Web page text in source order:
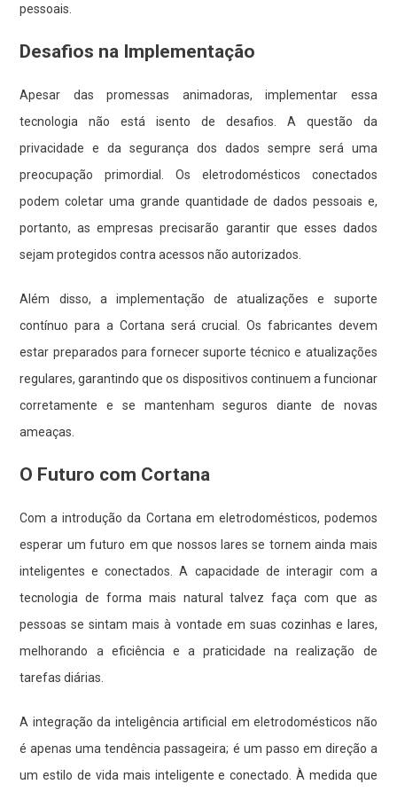
pessoais.
Desafios na Implementação
Apesar das promessas animadoras, implementar essa
tecnologia não está isento de desafios. A questão da
privacidade e da segurança dos dados sempre será uma
preocupação primordial. Os eletrodomésticos conectados
podem coletar uma grande quantidade de dados pessoais e,
portanto, as empresas precisarão garantir que esses dados
sejam protegidos contra acessos não autorizados.
Além disso, a implementação de atualizações e suporte
contínuo para a Cortana será crucial. Os fabricantes devem
estar preparados para fornecer suporte técnico e atualizações
regulares, garantindo que os dispositivos continuem a funcionar
corretamente e se mantenham seguros diante de novas
ameaças.
O Futuro com Cortana
Com a introdução da Cortana em eletrodomésticos, podemos
esperar um futuro em que nossos lares se tornem ainda mais
inteligentes e conectados. A capacidade de interagir com a
tecnologia de forma mais natural talvez faça com que as
pessoas se sintam mais à vontade em suas cozinhas e lares,
melhorando a eficiência e a praticidade na realização de
tarefas diárias.
A integração da inteligência artificial em eletrodomésticos não
é apenas uma tendência passageira; é um passo em direção a
um estilo de vida mais inteligente e conectado. À medida que